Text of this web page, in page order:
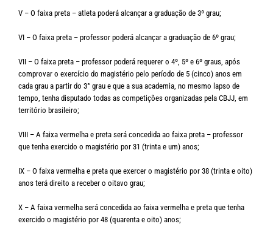
V – O faixa preta – atleta poderá alcançar a graduação de 3º grau;
VI – O faixa preta – professor poderá alcançar a graduação de 6º grau;
VII – O faixa preta – professor poderá requerer o 4º, 5º e 6º graus, após
comprovar o exercício do magistério pelo período de 5 (cinco) anos em
cada grau a partir do 3° grau e que a sua academia, no mesmo lapso de
tempo, tenha disputado todas as competições organizadas pela CBJJ, em
território brasileiro;
VIII – A faixa vermelha e preta será concedida ao faixa preta – professor
que tenha exercido o magistério por 31 (trinta e um) anos;
IX – O faixa vermelha e preta que exercer o magistério por 38 (trinta e oito)
anos terá direito a receber o oitavo grau;
X – A faixa vermelha será concedida ao faixa vermelha e preta que tenha
exercido o magistério por 48 (quarenta e oito) anos;